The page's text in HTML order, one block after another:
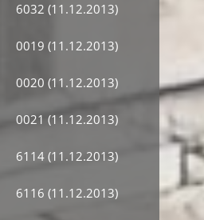
6032 (11.12.2013)
0019 (11.12.2013)
0020 (11.12.2013)
0021 (11.12.2013)
6114 (11.12.2013)
6116 (11.12.2013)